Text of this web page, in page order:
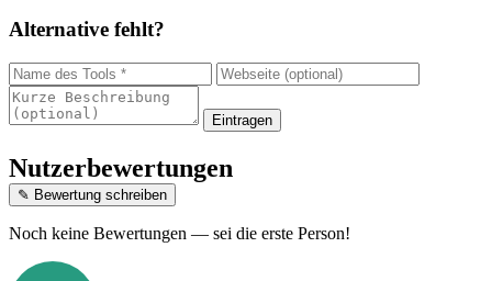
Alternative fehlt?
Eintragen
Nutzerbewertungen
✎ Bewertung schreiben
Noch keine Bewertungen — sei die erste Person!